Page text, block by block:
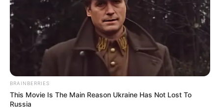
สิ่งศักดิ์สิทธิ์ประจำวัน
แนะนำสักการะพระพุทธรูปที่เคารพนับถือ
การเสริมมงคลวันนี้
BRAINBERRIES
This Movie Is The Main Reason Ukraine Has Not Lost To
Russia